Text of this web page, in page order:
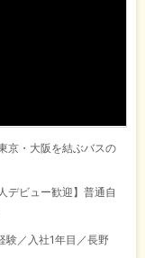
京・大阪を結ぶバスの
デビュー歓迎】普通自
験／入社1年目／長野